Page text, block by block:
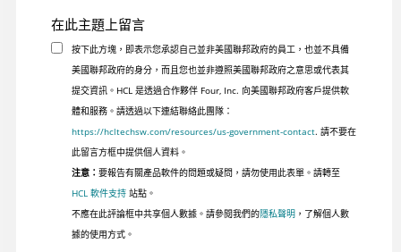
在此主題上留言
按下此方塊，即表示您承認自己並非美國聯邦政府的員工，也並不具備
美國聯邦政府的身分，而且您也並非遵照美國聯邦政府之意思或代表其
提交資訊。HCL 是透過合作夥伴 Four, Inc. 向美國聯邦政府客戶提供軟
體和服務。請透過以下連結聯絡此團隊：
https://hcltechsw.com/resources/us-government-contact. 請不要在
此留言方框中提供個人資料。
注意： 要報告有關產品軟件的問題或疑問，請勿使用此表單。請轉至
HCL 軟件支持站點。
不應在此評論框中共享個人數據。請參閱我們的隱私聲明 ，了解個人數
據的使用方式。